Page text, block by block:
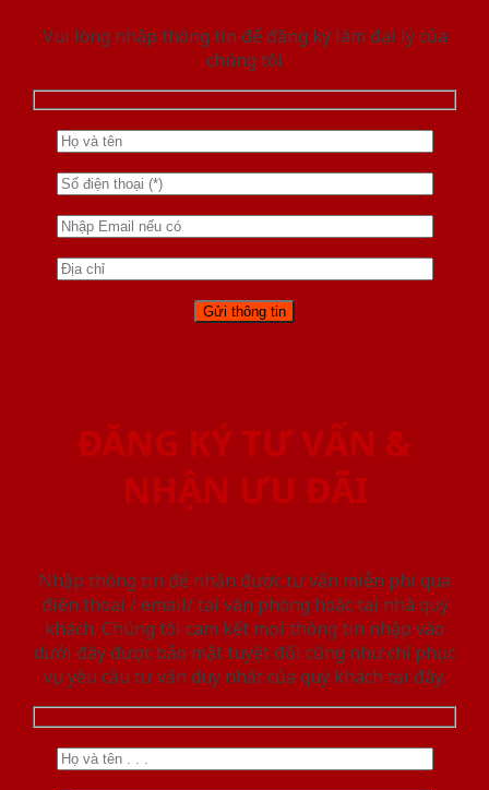
Vui lòng nhập thông tin để đăng ký làm đại lý của
chúng tôi
ĐĂNG KÝ TƯ VẤN &
NHẬN ƯU ĐÃI
Nhập thông tin để nhận được tư vấn miễn phí qua
điện thoại / email/ tại văn phòng hoặc tại nhà quý
khách. Chúng tôi cam kết mọi thông tin nhập vào
dưới đây được bảo mật tuyệt đối cũng như chỉ phục
vụ yêu cầu tư vấn duy nhất của quý khách tại đây.